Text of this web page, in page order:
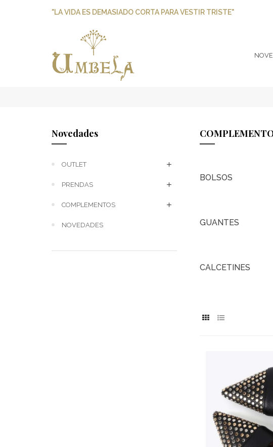
"LA VIDA ES DEMASIADO CORTA PARA VESTIR TRISTE"
Novedades
OUTLET
PRENDAS
COMPLEMENTOS
NOVEDADES
BOLSOS
GUANTES
CALCETINES